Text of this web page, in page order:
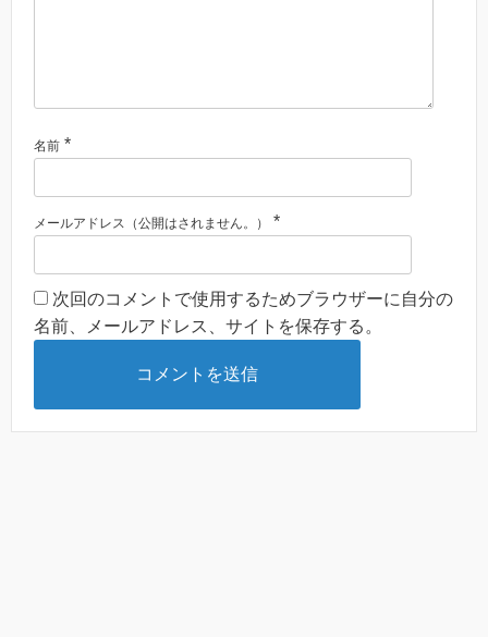
名前 *
メールアドレス（公開はされません。） *
次回のコメントで使用するためブラウザーに自分の
名前、メールアドレス、サイトを保存する。